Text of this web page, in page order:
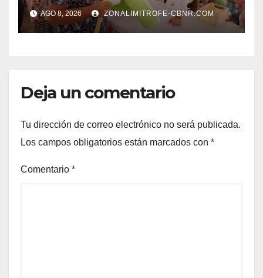
CUIDADO DEL MEDIO
AMBIENTE Y LA ECONOMÍA
DE MÁS DE 6 MIL 500
AGO 8, 2026 ZONALIMITROFE-CBNR.COM
Deja un comentario
Tu dirección de correo electrónico no será publicada.
Los campos obligatorios están marcados con *
Comentario *